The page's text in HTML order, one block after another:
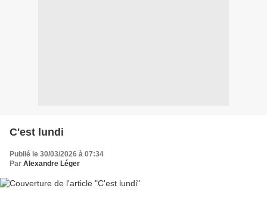
C'est lundi
Publié le 30/03/2026 à 07:34
Par Alexandre Léger